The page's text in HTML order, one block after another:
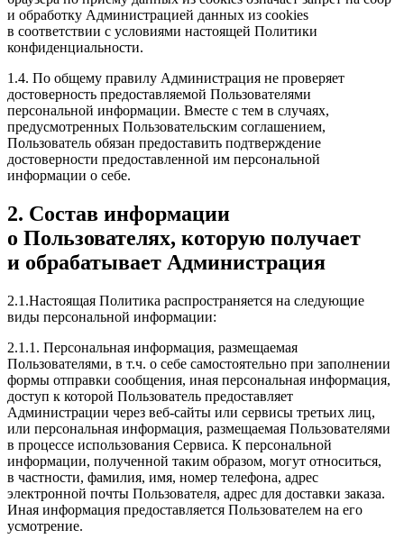
и обработку Администрацией данных из cookies
в соответствии с условиями настоящей Политики
конфиденциальности.
1.4. По общему правилу Администрация не проверяет
достоверность предоставляемой Пользователями
персональной информации. Вместе с тем в случаях,
предусмотренных Пользовательским соглашением,
Пользователь обязан предоставить подтверждение
достоверности предоставленной им персональной
информации о себе.
2. Состав информации
о Пользователях, которую получает
и обрабатывает Администрация
2.1.Настоящая Политика распространяется на следующие
виды персональной информации:
2.1.1. Персональная информация, размещаемая
Пользователями, в т.ч. о себе самостоятельно при заполнении
формы отправки сообщения, иная персональная информация,
доступ к которой Пользователь предоставляет
Администрации через веб-сайты или сервисы третьих лиц,
или персональная информация, размещаемая Пользователями
в процессе использования Сервиса. К персональной
информации, полученной таким образом, могут относиться,
в частности, фамилия, имя, номер телефона, адрес
электронной почты Пользователя, адрес для доставки заказа.
Иная информация предоставляется Пользователем на его
усмотрение.